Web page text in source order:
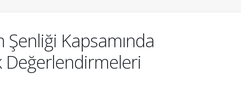
Şenliği Kapsamında
Değerlendirmeleri